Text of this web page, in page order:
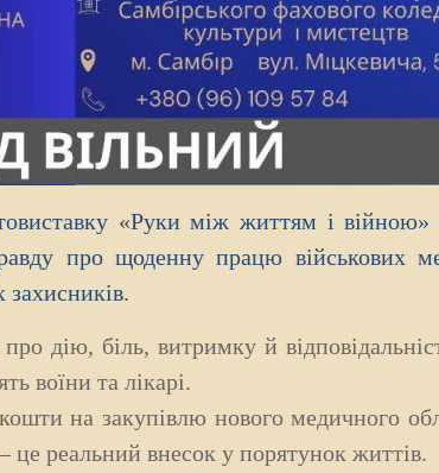
«Руки між життям і
про щоденну працю військових
дію, біль, витримку й
воїни та лікарі.
на закупівлю нового медичного
реальний внесок у порятунок життів.